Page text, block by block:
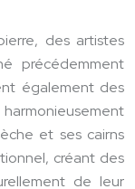
des artistes
précédemment
également des
et ses cairns
créant des
de leur